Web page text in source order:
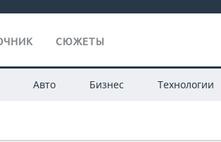
СЮЖЕТЫ
Авто Бизнес Технологии